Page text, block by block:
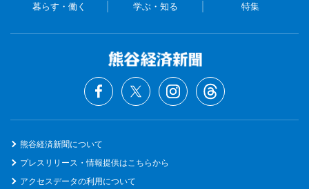
暮らす・働く 学ぶ・知る 特集
熊谷経済新聞について
プレスリリース・情報提供はこちらから
アクセスデータの利用について